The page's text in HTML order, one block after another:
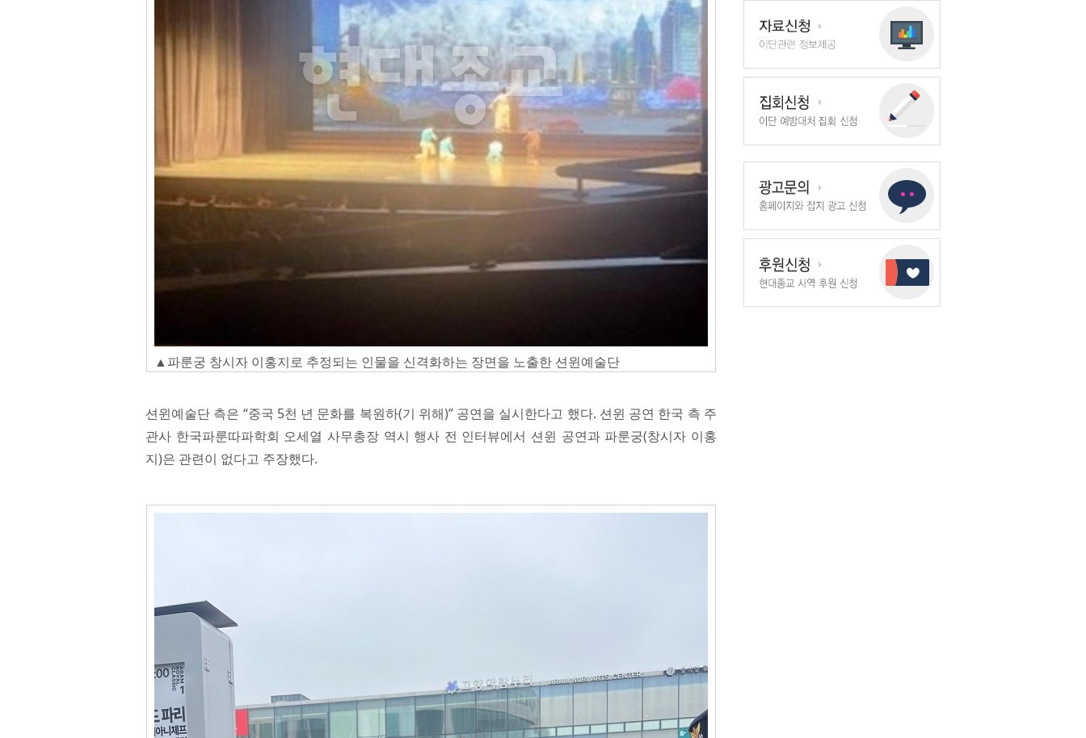
▲파룬궁 창시자 이홍지로 추정되는 인물을 신격화하는 장면을 노출한 션윈예술단
션윈예술단 측은 “중국 5천 년 문화를 복원하(기 위해)” 공연을 실시한다고 했다. 션윈 공연 한국 측 주
관사 한국파룬따파학회 오세열 사무총장 역시 행사 전 인터뷰에서 션윈 공연과 파룬궁(창시자 이홍
지)은 관련이 없다고 주장했다.